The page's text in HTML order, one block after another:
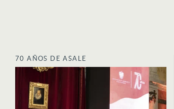
70 AÑOS DE ASALE